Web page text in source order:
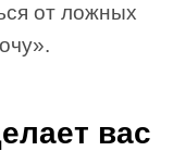
от ложных
вас